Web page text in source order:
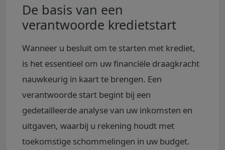
De basis van een
verantwoorde kredietstart
Wanneer u besluit om te starten met krediet,
is het essentieel om uw financiële draagkracht
nauwkeurig in kaart te brengen. Een
verantwoorde start begint bij een
gedetailleerde analyse van uw inkomsten en
uitgaven, waarbij u rekening houdt met
toekomstige schommelingen in uw budget.